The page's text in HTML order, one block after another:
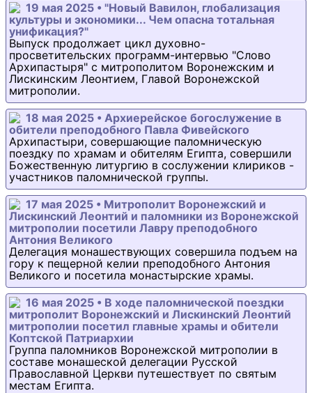
19 мая 2025 • "Новый Вавилон, глобализация
культуры и экономики... Чем опасна тотальная
унификация?"
Выпуск продолжает цикл духовно-
просветительских программ-интервью "Слово
Архипастыря" с митрополитом Воронежским и
Лискинским Леонтием, Главой Воронежской
митрополии.
18 мая 2025 • Архиерейское богослужение в
обители преподобного Павла Фивейского
Архипастыри, совершающие паломническую
поездку по храмам и обителям Египта, совершили
Божественную литургию в сослужении клириков -
участников паломнической группы.
17 мая 2025 • Митрополит Воронежский и
Лискинский Леонтий и паломники из Воронежской
митрополии посетили Лавру преподобного
Антония Великого
Делегация монашествующих совершила подъем на
гору к пещерной келии преподобного Антония
Великого и посетила монастырские храмы.
16 мая 2025 • В ходе паломнической поездки
митрополит Воронежский и Лискинский Леонтий
митрополии посетил главные храмы и обители
Коптской Патриархии
Группа паломников Воронежской митрополии в
составе монашеской делегации Русской
Православной Церкви путешествует по святым
местам Египта.